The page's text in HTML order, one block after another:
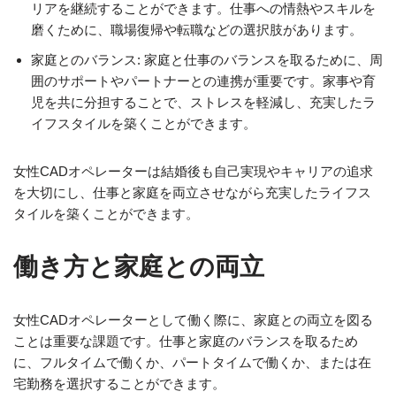
リアを継続することができます。仕事への情熱やスキルを
磨くために、職場復帰や転職などの選択肢があります。
家庭とのバランス: 家庭と仕事のバランスを取るために、周
囲のサポートやパートナーとの連携が重要です。家事や育
児を共に分担することで、ストレスを軽減し、充実したラ
イフスタイルを築くことができます。
女性CADオペレーターは結婚後も自己実現やキャリアの追求
を大切にし、仕事と家庭を両立させながら充実したライフス
タイルを築くことができます。
働き方と家庭との両立
女性CADオペレーターとして働く際に、家庭との両立を図る
ことは重要な課題です。仕事と家庭のバランスを取るため
に、フルタイムで働くか、パートタイムで働くか、または在
宅勤務を選択することができます。